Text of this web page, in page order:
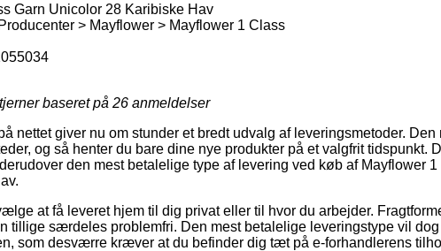
Garn Unicolor 28 Karibiske Hav
> Mayflower > Mayflower 1 Class
baseret på 26 anmeldelser
nettet giver nu om stunder et bredt udvalg af leveringsmetoder. Den
og så henter du bare dine nye produkter på et valgfrit tidspunkt.
den mest betalelige type af levering ved køb af Mayflower 1
at få leveret hjem til dig privat eller til hvor du arbejder.
tillige særdeles problemfri. Den mest betalelige leveringstype vil
som desværre kræver at du befinder dig tæt på e-forhandlerens